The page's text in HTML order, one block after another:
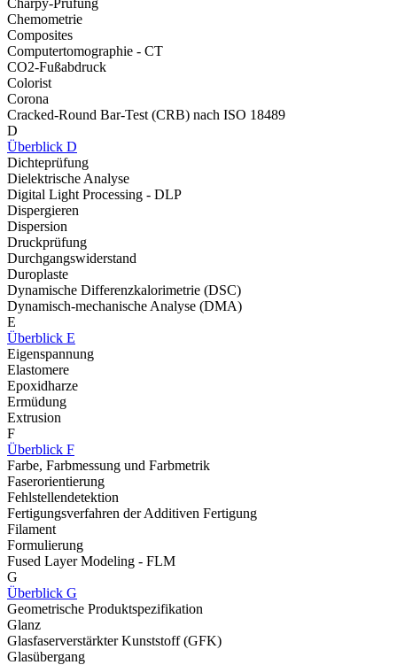
Chemometrie
Composites
Computertomographie - CT
CO2-Fußabdruck
Colorist
Corona
Cracked-Round Bar-Test (CRB) nach ISO 18489
D
Überblick D
Dichteprüfung
Dielektrische Analyse
Digital Light Processing - DLP
Dispergieren
Dispersion
Druckprüfung
Durchgangswiderstand
Duroplaste
Dynamische Differenzkalorimetrie (DSC)
Dynamisch-mechanische Analyse (DMA)
E
Überblick E
Eigenspannung
Elastomere
Epoxidharze
Ermüdung
Extrusion
F
Überblick F
Farbe, Farbmessung und Farbmetrik
Faserorientierung
Fehlstellendetektion
Fertigungsverfahren der Additiven Fertigung
Filament
Formulierung
Fused Layer Modeling - FLM
G
Überblick G
Geometrische Produktspezifikation
Glanz
Glasfaserverstärkter Kunststoff (GFK)
Glasübergang